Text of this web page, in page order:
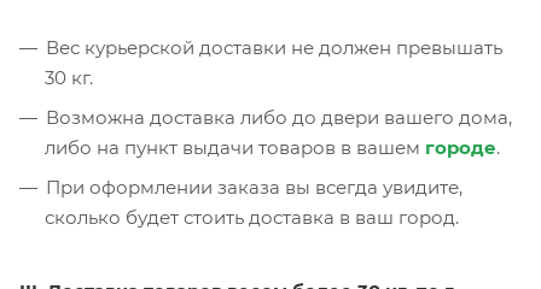
Вес курьерской доставки не должен превышать
30 кг.
Возможна доставка либо до двери вашего дома,
либо на пункт выдачи товаров в вашем городе.
При оформлении заказа вы всегда увидите,
сколько будет стоить доставка в ваш город.